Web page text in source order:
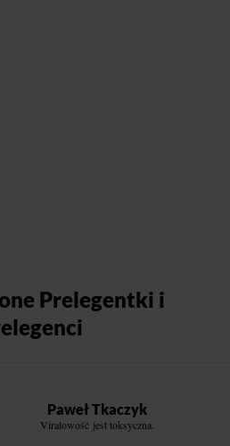
Prelegentki i
Paweł Tkaczyk
Viralowość jest toksyczna.